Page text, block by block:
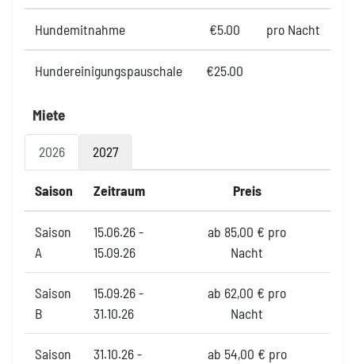
Hundemitnahme €5.00 pro Nacht
Hundereinigungspauschale €25.00
Miete
2026 2027
Saison Zeitraum Preis
Saison
A
15.06.26 -
15.09.26
ab 85,00 € pro
Nacht
Saison
B
15.09.26 -
31.10.26
ab 62,00 € pro
Nacht
Saison
31.10.26 -
ab 54,00 € pro